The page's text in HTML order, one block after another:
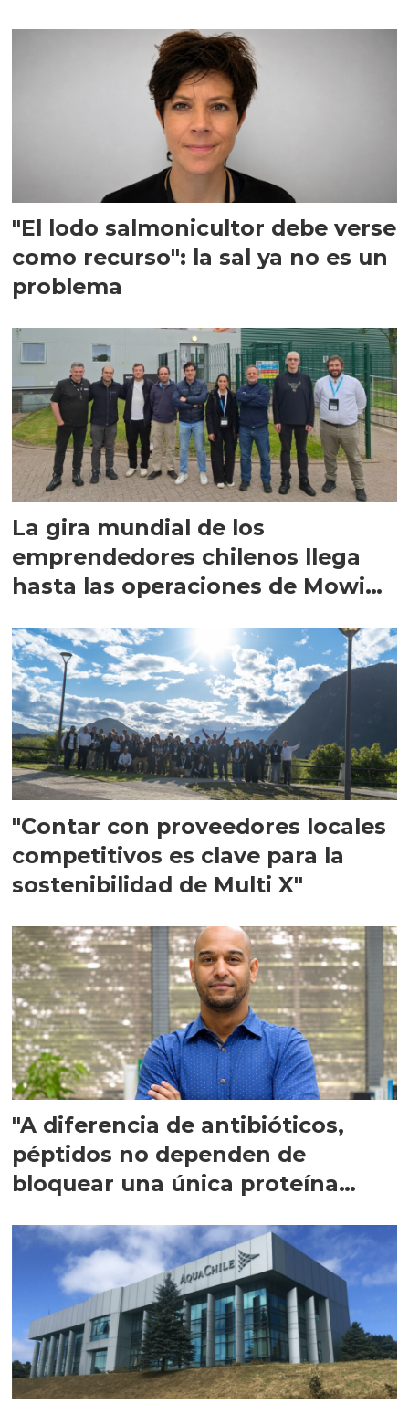
"El lodo salmonicultor debe verse
como recurso": la sal ya no es un
problema
La gira mundial de los
emprendedores chilenos llega
hasta las operaciones de Mowi
"Contar con proveedores locales
competitivos es clave para la
sostenibilidad de Multi X"
"A diferencia de antibióticos,
péptidos no dependen de
bloquear una única proteína